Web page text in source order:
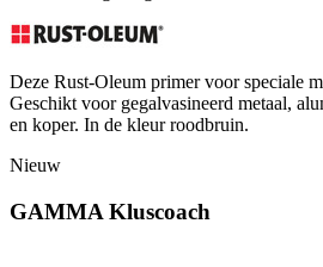
Deze Rust-Oleum primer voor speciale
Geschikt voor gegalvasineerd metaal,
en koper. In de kleur roodbruin.
Nieuw
GAMMA Kluscoach